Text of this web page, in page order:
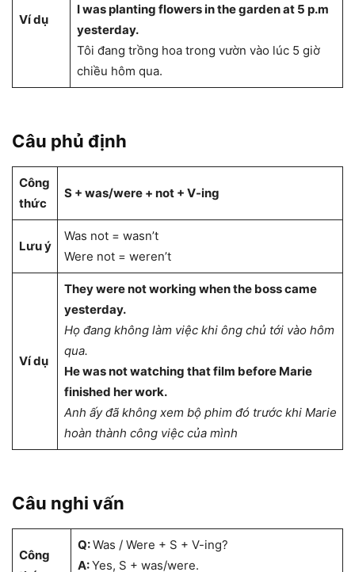
Ví dụ
I was planting flowers in the garden at 5 p.m
yesterday.
Tôi đang trồng hoa trong vườn vào lúc 5 giờ
chiều hôm qua.
Câu phủ định
Công
thức
S + was/were + not + V-ing
Lưu ý
Was not = wasn’t
Were not = weren’t
Ví dụ
They were not working when the boss came
yesterday.
Họ đang không làm việc khi ông chủ tới vào hôm
qua.
He was not watching that film before Marie
finished her work.
Anh ấy đã không xem bộ phim đó trước khi Marie
hoàn thành công việc của mình
Câu nghi vấn
Công
Q:Was / Were + S + V-ing?
A:Yes, S + was/were.